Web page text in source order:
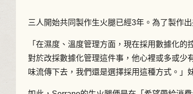
三人開始共同製作生火腿已經3年。為了製作
「在濕度、溫度管理方面，現在採用數據化
對於改採數據化管理這件事，他心裡或多或少
味流傳下去，我們還是選擇採用這種方式。」